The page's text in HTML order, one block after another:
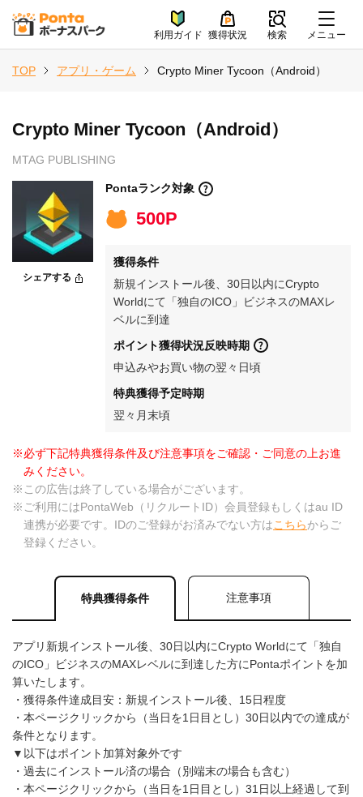
利用ガイド 獲得状況 検索 メニュー
TOP アプリ・ゲーム Crypto Miner Tycoon（Android）
Crypto Miner Tycoon（Android）
MTAG PUBLISHING
シェアする
Pontaランク対象
500P
獲得条件
新規インストール後、30日以内にCrypto
Worldにて「独自のICO」ビジネスのMAXレ
ベルに到達
ポイント獲得状況反映時期
申込みやお買い物の翌々日頃
特典獲得予定時期
翌々月末頃
※必ず下記特典獲得条件及び注意事項をご確認・ご同意の上お進
みください。
※この広告は終了している場合がございます。
※ご利用にはPontaWeb（リクルートID）会員登録もしくはau ID
連携が必要です。IDのご登録がお済みでない方はこちらからご
登録ください。
特典獲得条件 注意事項
アプリ新規インストール後、30日以内にCrypto Worldにて「独自
のICO」ビジネスのMAXレベルに到達した方にPontaポイントを加
算いたします。
・獲得条件達成目安：新規インストール後、15日程度
・本ページクリックから（当日を1日目とし）30日以内での達成が
条件となります。
▼以下はポイント加算対象外です
・過去にインストール済の場合（別端末の場合も含む）
・本ページクリックから（当日を1日目とし）31日以上経過して到